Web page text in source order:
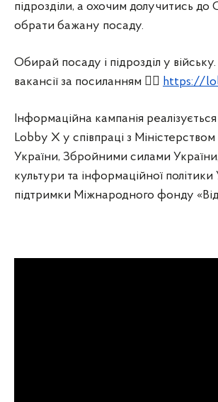
підрозділи, а охочим долучитись
обрати бажану посаду.
Обирай посаду і підрозділ у
вакансії за посиланням 👉🏻 https://
Інформаційна кампанія
Lobby X у співпраці з
України, Збройними силами
культури та інформаційної політики
підтримки Міжнародного фонду